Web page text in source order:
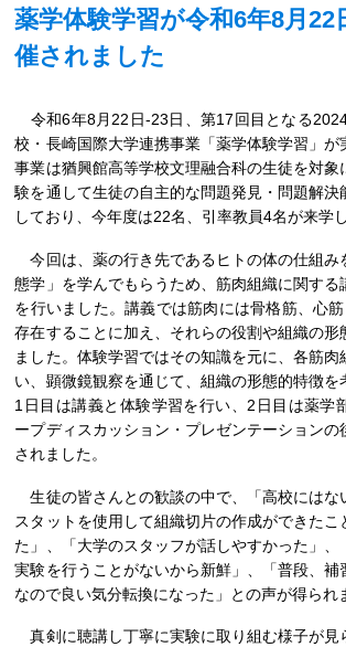
薬学体験学習が令和6年8月22
催されました
令和6年8月22日-23日、第17回目となる
校・長崎国際大学連携事業「薬学体験学習」が
事業は猶興館高等学校文理融合科の生徒を対象
験を通して生徒の自主的な問題発見・問題解決
しており、今年度は22名、引率教員4名が来学
今回は、薬の行き先であるヒトの体の仕組み
態学」を学んでもらうため、筋肉組織に関する
を行いました。講義では筋肉には骨格筋、心
存在することに加え、それらの役割や組織の形
ました。体験学習ではその知識を元に、各筋
い、顕微鏡観察を通じて、組織の形態的特徴を
1日目は講義と体験学習を行い、2日目は薬学
ープディスカッション・プレゼンテーションの
されました。
生徒の皆さんとの歓談の中で、「高校にはな
スタットを使用して組織切片の作成ができたこ
た」、「大学のスタッフが話しやすかった」、
実験を行うことがないから新鮮」、「普段、補
なので良い気分転換になった」との声が得られ
真剣に聴講し丁寧に実験に取り組む様子が見